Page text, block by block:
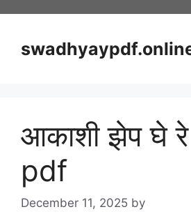
content
आकाशी झेप घे रे
pdf
December 11, 2025 by